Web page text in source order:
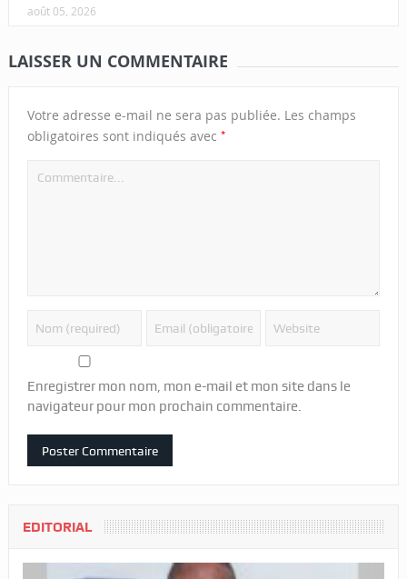
août 05, 2026
LAISSER UN COMMENTAIRE
Votre adresse e-mail ne sera pas publiée. Les champs
obligatoires sont indiqués avec *
Enregistrer mon nom, mon e-mail et mon site dans le
navigateur pour mon prochain commentaire.
EDITORIAL